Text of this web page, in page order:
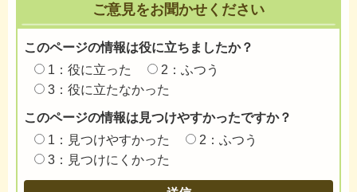
ご意見をお聞かせください
このページの情報は役に立ちましたか？
1：役に立った
2：ふつう
3：役に立たなかった
このページの情報は見つけやすかったですか？
1：見つけやすかった
2：ふつう
3：見つけにくかった